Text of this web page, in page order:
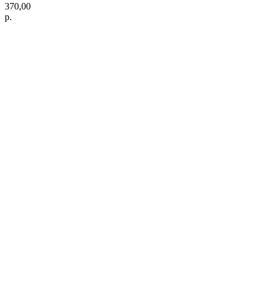
370,00
р.